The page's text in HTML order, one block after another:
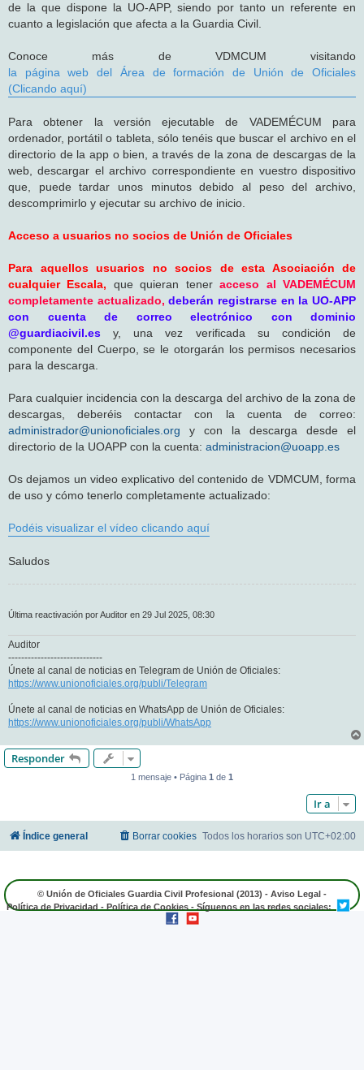
de la que dispone la UO-APP, siendo por tanto un referente en
cuanto a legislación que afecta a la Guardia Civil.
Conoce más de VDMCUM visitando
la página web del Área de formación de Unión de Oficiales
(Clicando aquí)
Para obtener la versión ejecutable de VADEMÉCUM para
ordenador, portátil o tableta, sólo tenéis que buscar el archivo en el
directorio de la app o bien, a través de la zona de descargas de la
web, descargar el archivo correspondiente en vuestro dispositivo
que, puede tardar unos minutos debido al peso del archivo,
descomprimirlo y ejecutar su archivo de inicio.
Acceso a usuarios no socios de Unión de Oficiales
Para aquellos usuarios no socios de esta Asociación de
cualquier Escala, que quieran teneracceso al VADEMÉCUM
completamente actualizado,deberán registrarse en la UO-APP
con cuenta de correo electrónico con dominio
@guardiacivil.es y, una vez verificada su condición de
componente del Cuerpo, se le otorgarán los permisos necesarios
para la descarga.
Para cualquier incidencia con la descarga del archivo de la zona de
descargas, deberéis contactar con la cuenta de correo:
administrador@unionoficiales.org y con la descarga desde el
directorio de la UOAPP con la cuenta: administracion@uoapp.es
Os dejamos un video explicativo del contenido de VDMCUM, forma
de uso y cómo tenerlo completamente actualizado:
Podéis visualizar el vídeo clicando aquí
Saludos
Última reactivación por Auditor en 29 Jul 2025, 08:30
Auditor
-----------------------------
Únete al canal de noticias en Telegram de Unión de Oficiales:
https://www.unionoficiales.org/publi/Telegram
Únete al canal de noticias en WhatsApp de Unión de Oficiales:
https://www.unionoficiales.org/publi/WhatsApp
Responder
1 mensaje • Página 1 de 1
Ir a
Índice general Todos los horarios son UTC+02:00
Borrar cookies
© Unión de Oficiales Guardia Civil Profesional (2013) - Aviso Legal -
Política de Privacidad - Política de Cookies - Síguenos en las redes sociales: